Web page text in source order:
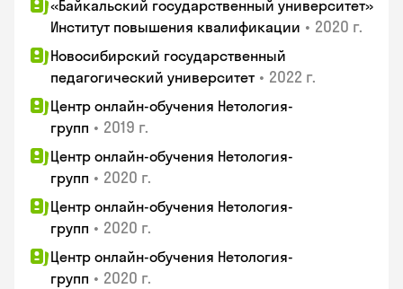
«Байкальский государственный университет»
Институт повышения квалификации • 2020 г.
Новосибирский государственный
педагогический университет • 2022 г.
Центр онлайн-обучения Нетология-
групп • 2019 г.
Центр онлайн-обучения Нетология-
групп • 2020 г.
Центр онлайн-обучения Нетология-
групп • 2020 г.
Центр онлайн-обучения Нетология-
групп • 2020 г.